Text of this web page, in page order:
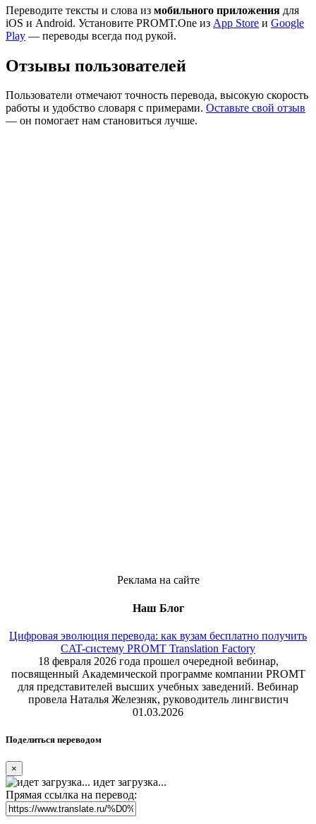
Переводите тексты и слова из мобильного приложения для
iOS и Android. Установите PROMT.One из App Store и Google
Play — переводы всегда под рукой.
Отзывы пользователей
Пользователи отмечают точность перевода, высокую скорость
работы и удобство словаря с примерами. Оставьте свой отзыв
— он помогает нам становиться лучше.
Реклама на сайте
Наш Блог
Цифровая эволюция перевода: как вузам бесплатно получить
CAT-систему PROMT Translation Factory
18 февраля 2026 года прошел очередной вебинар,
посвященный Академической программе компании PROMT
для представителей высших учебных заведений. Вебинар
провела Наталья Железняк, руководитель лингвистич
01.03.2026
Поделиться переводом
×
идет загрузка...
Прямая ссылка на перевод: